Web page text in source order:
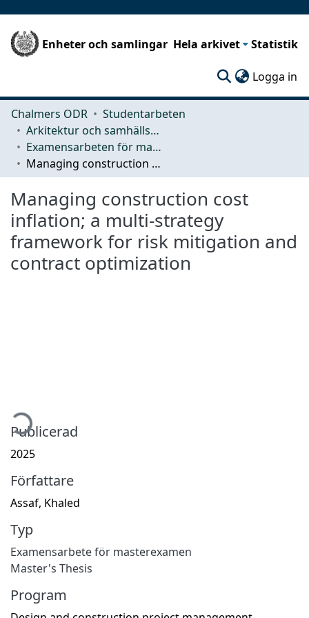
Enheter och samlingar Hela arkivet Statistik
Logga in
Chalmers ODR
Studentarbeten
Arkitektur och samhällsbyggnadsteknik (ACE)
Examensarbeten för masterexamen
Managing construction cost inflation; a multi-strategy framework for risk mitigation and contract optimization
Managing construction cost
inflation; a multi-strategy
framework for risk mitigation and
contract optimization
Publicerad
2025
Författare
Assaf, Khaled
Typ
Examensarbete för masterexamen
Master's Thesis
Program